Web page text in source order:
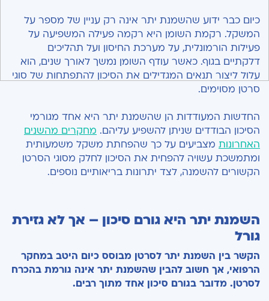
כיום כבר ידוע שהשמנת יתר אינה רק עניין של מספר על
המשקל. רקמת השומן היא רקמה פעילה המשפיעה על
פעילות הורמונלית, על מערכת החיסון ועל תהליכים
דלקתיים בגוף. כאשר עודף השומן נמשך לאורך שנים, הוא
עלול ליצור תנאים המגדילים את הסיכון להתפתחות של סוגי
סרטן מסוימים.
החדשות המעודדות הן שהשמנת יתר היא אחד מגורמי
הסיכון הבודדים שניתן להשפיע עליהם. מחקרים מהשנים
האחרונות מצביעים על כך שהפחתת משקל משמעותית
ומתמשכת עשויה להפחית את הסיכון לחלק מסוגי הסרטן
הקשורים להשמנה, לצד יתרונות בריאותיים נוספים.
השמנת יתר היא גורם סיכון – אך לא גזירת
גורל
הקשר בין השמנת יתר לסרטן מבוסס כיום היטב במחקר
הרפואי, אך חשוב להבין שהשמנת יתר אינה גורמת בהכרח
לסרטן. מדובר בגורם סיכון אחד מתוך רבים.